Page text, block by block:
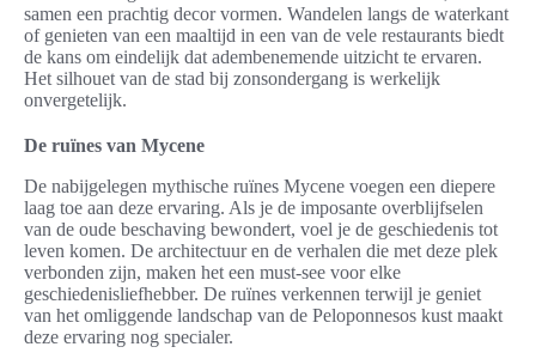
samen een prachtig decor vormen. Wandelen langs de waterkant
of genieten van een maaltijd in een van de vele restaurants biedt
de kans om eindelijk dat adembenemende uitzicht te ervaren.
Het silhouet van de stad bij zonsondergang is werkelijk
onvergetelijk.
De ruïnes van Mycene
De nabijgelegen mythische ruïnes Mycene voegen een diepere
laag toe aan deze ervaring. Als je de imposante overblijfselen
van de oude beschaving bewondert, voel je de geschiedenis tot
leven komen. De architectuur en de verhalen die met deze plek
verbonden zijn, maken het een must-see voor elke
geschiedenisliefhebber. De ruïnes verkennen terwijl je geniet
van het omliggende landschap van de Peloponnesos kust maakt
deze ervaring nog specialer.